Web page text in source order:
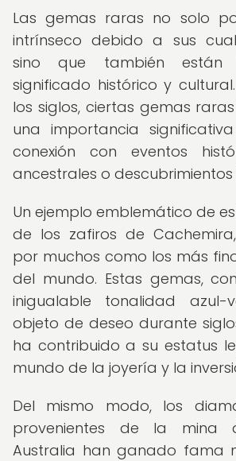
Las gemas raras no solo
intrínseco debido a sus
sino que también están
significado histórico y
los siglos, ciertas gemas
una importancia
conexión con eventos
ancestrales o
Un ejemplo emblemático de
de los zafiros de
por muchos como los más
del mundo. Estas gemas,
inigualable tonalidad azul-
objeto de deseo durante
ha contribuido a su estatus
mundo de la joyería y la
Del mismo modo, los
provenientes de la mina
Australia han ganado fama